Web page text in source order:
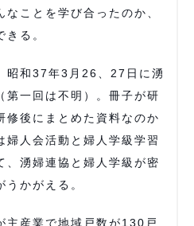
ことを学び合ったのか、
る。
昭和37年3月26、27日に湧
第一回は不明）。冊子が研
修後にまとめた資料なのか
婦人会活動と婦人学級学習
、湧婦連協と婦人学級が密
かがえる。
産業で地域戸数が130戸